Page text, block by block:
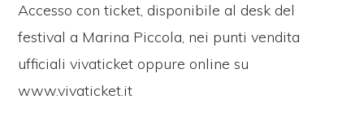
Accesso con ticket, disponibile al desk del
festival a Marina Piccola, nei punti vendita
ufficiali vivaticket oppure online su
www.vivaticket.it